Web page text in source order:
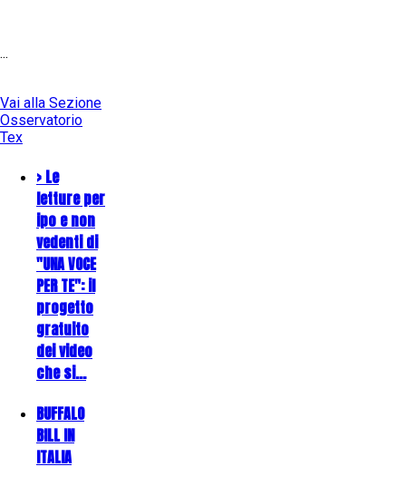
...
Vai alla Sezione
Osservatorio
Tex
> Le
letture per
ipo e non
vedenti di
"UNA VOCE
PER TE": il
progetto
gratuito
dei video
che si…
BUFFALO
BILL IN
ITALIA